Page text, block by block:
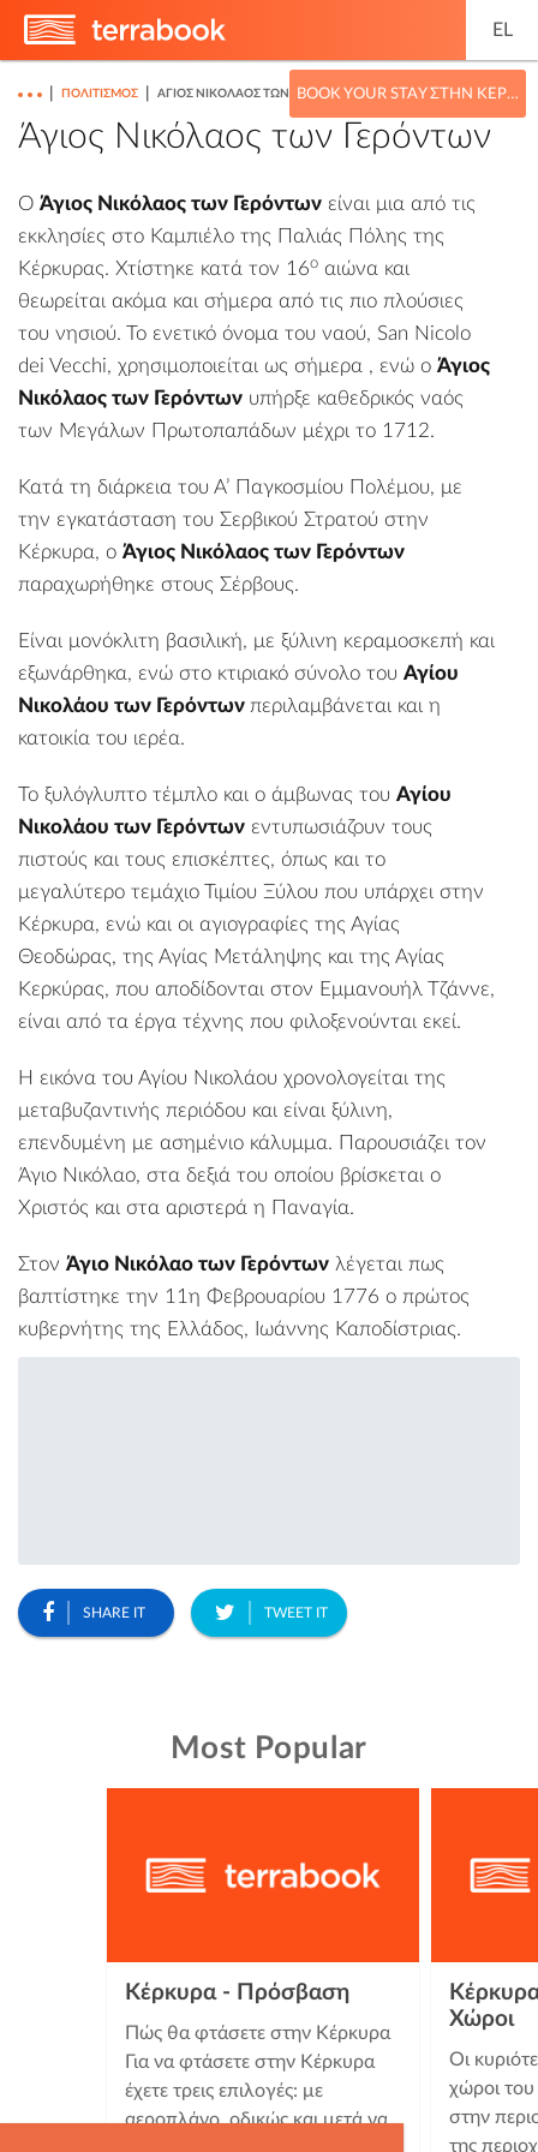
EL
BOOK YOUR STAY ΣΤΗΝ ΚΈΡΚΥΡΑ
ΠΟΛΙΤΙΣΜΌΣ ΆΓΙΟΣ ΝΙΚΌΛΑΟΣ ΤΩΝ ΓΕΡΌΝΤΩΝ
Άγιος Νικόλαος των Γερόντων
Ο Άγιος Νικόλαος των Γερόντων είναι μια από τις
εκκλησίες στο Καμπιέλο της Παλιάς Πόλης της
Κέρκυρας. Χτίστηκε κατά τον 16ο αιώνα και
θεωρείται ακόμα και σήμερα από τις πιο πλούσιες
του νησιού. Το ενετικό όνομα του ναού, San Nicolo
dei Vecchi, χρησιμοποιείται ως σήμερα , ενώ ο Άγιος
Νικόλαος των Γερόντων υπήρξε καθεδρικός ναός
των Μεγάλων Πρωτοπαπάδων μέχρι το 1712.
Κατά τη διάρκεια του Α’ Παγκοσμίου Πολέμου, με
την εγκατάσταση του Σερβικού Στρατού στην
Κέρκυρα, ο Άγιος Νικόλαος των Γερόντων
παραχωρήθηκε στους Σέρβους.
Είναι μονόκλιτη βασιλική, με ξύλινη κεραμοσκεπή και
εξωνάρθηκα, ενώ στο κτιριακό σύνολο του Αγίου
Νικολάου των Γερόντων περιλαμβάνεται και η
κατοικία του ιερέα.
Το ξυλόγλυπτο τέμπλο και ο άμβωνας του Αγίου
Νικολάου των Γερόντων εντυπωσιάζουν τους
πιστούς και τους επισκέπτες, όπως και το
μεγαλύτερο τεμάχιο Τιμίου Ξύλου που υπάρχει στην
Κέρκυρα, ενώ και οι αγιογραφίες της Αγίας
Θεοδώρας, της Αγίας Μετάληψης και της Αγίας
Κερκύρας, που αποδίδονται στον Εμμανουήλ Τζάννε,
είναι από τα έργα τέχνης που φιλοξενούνται εκεί.
Η εικόνα του Αγίου Νικολάου χρονολογείται της
μεταβυζαντινής περιόδου και είναι ξύλινη,
επενδυμένη με ασημένιο κάλυμμα. Παρουσιάζει τον
Άγιο Νικόλαο, στα δεξιά του οποίου βρίσκεται ο
Χριστός και στα αριστερά η Παναγία.
Στον Άγιο Νικόλαο των Γερόντων λέγεται πως
βαπτίστηκε την 11η Φεβρουαρίου 1776 ο πρώτος
κυβερνήτης της Ελλάδος, Ιωάννης Καποδίστριας.
SHARE IT TWEET IT
Most Popular
Κέρκυρα - Πρόσβαση
Πώς θα φτάσετε στην Κέρκυρα
Για να φτάσετε στην Κέρκυρα
έχετε τρεις επιλογές: με
αεροπλάνο, οδικώς και μετά να
Χώροι
Οι
χώροι του
στην
της